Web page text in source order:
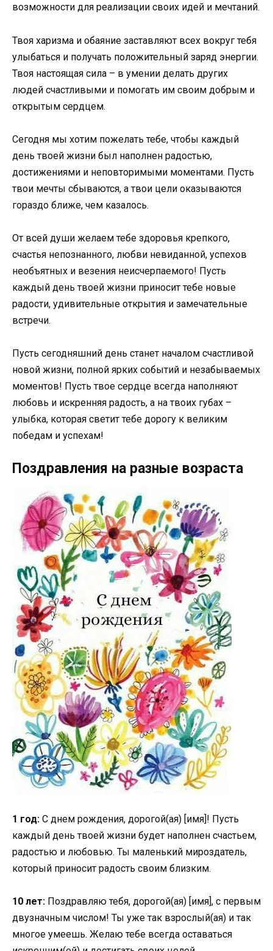
возможности для реализации своих идей и мечтаний.
Твоя харизма и обаяние заставляют всех вокруг тебя
улыбаться и получать положительный заряд энергии.
Твоя настоящая сила – в умении делать других
людей счастливыми и помогать им своим добрым и
открытым сердцем.
Сегодня мы хотим пожелать тебе, чтобы каждый
день твоей жизни был наполнен радостью,
достижениями и неповторимыми моментами. Пусть
твои мечты сбываются, а твои цели оказываются
гораздо ближе, чем казалось.
От всей души желаем тебе здоровья крепкого,
счастья непознанного, любви невиданной, успехов
необъятных и везения неисчерпаемого! Пусть
каждый день твоей жизни приносит тебе новые
радости, удивительные открытия и замечательные
встречи.
Пусть сегодняшний день станет началом счастливой
новой жизни, полной ярких событий и незабываемых
моментов! Пусть твое сердце всегда наполняют
любовь и искренняя радость, а на твоих губах –
улыбка, которая светит тебе дорогу к великим
победам и успехам!
Поздравления на разные возраста
1 год: С днем рождения, дорогой(ая) [имя]! Пусть
каждый день твоей жизни будет наполнен счастьем,
радостью и любовью. Ты маленький мироздатель,
который приносит радость своим близким.
10 лет: Поздравляю тебя, дорогой(ая) [имя], с первым
двузначным числом! Ты уже так взрослый(ая) и так
многое умеешь. Желаю тебе всегда оставаться